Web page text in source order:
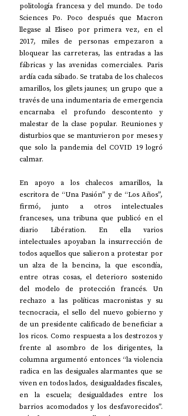
politología francesa y del mundo. De todo
Sciences Po. Poco después que Macron
llegase al Eliseo por primera vez, en el
2017, miles de personas empezaron a
bloquear las carreteras, las entradas a las
fábricas y las avenidas comerciales. Paris
ardía cada sábado. Se trataba de los chalecos
amarillos, los gilets jaunes; un grupo que a
través de una indumentaria de emergencia
encarnaba el profundo descontento y
malestar de la clase popular. Reuniones y
disturbios que se mantuvieron por meses y
que solo la pandemia del COVID 19 logró
calmar.
En apoyo a los chalecos amarillos, la
escritora de “Una Pasión” y de “Los Años”,
firmó, junto a otros intelectuales
franceses, una tribuna que publicó en el
diario Libération. En ella varios
intelectuales apoyaban la insurrección de
todos aquellos que salieron a protestar por
un alza de la bencina, la que escondía,
entre otras cosas, el deterioro sostenido
del modelo de protección francés. Un
rechazo a las políticas macronistas y su
tecnocracia, el sello del nuevo gobierno y
de un presidente calificado de beneficiar a
los ricos. Como respuesta a los destrozos y
frente al asombro de los dirigentes, la
columna argumentó entonces “la violencia
radica en las desiguales alarmantes que se
viven en todos lados, desigualdades fiscales,
en la escuela; desigualdades entre los
barrios acomodados y los desfavorecidos”.